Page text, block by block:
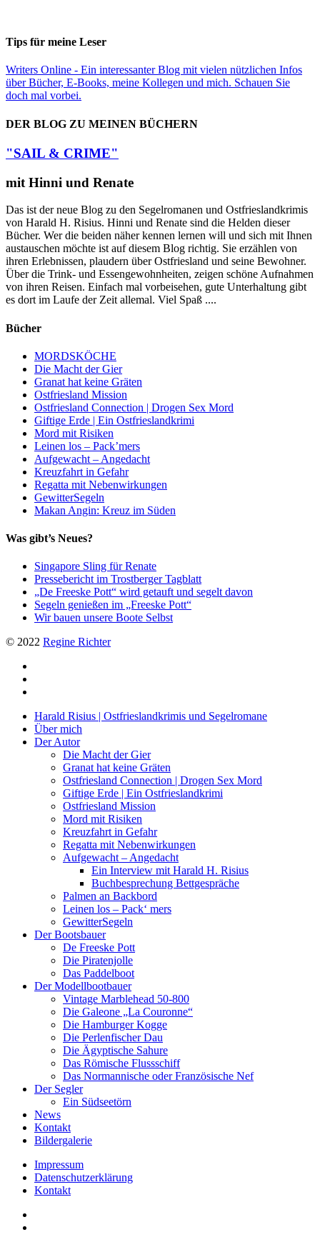
Tips für meine Leser
Writers Online - Ein interessanter Blog mit vielen nützlichen Infos
über Bücher, E-Books, meine Kollegen und mich. Schauen Sie
doch mal vorbei.
DER BLOG ZU MEINEN BÜCHERN
"SAIL & CRIME"
mit Hinni und Renate
Das ist der neue Blog zu den Segelromanen und Ostfrieslandkrimis
von Harald H. Risius. Hinni und Renate sind die Helden dieser
Bücher. Wer die beiden näher kennen lernen will und sich mit Ihnen
austauschen möchte ist auf diesem Blog richtig. Sie erzählen von
ihren Erlebnissen, plaudern über Ostfriesland und seine Bewohner.
Über die Trink- und Essengewohnheiten, zeigen schöne Aufnahmen
von ihren Reisen. Einfach mal vorbeisehen, gute Unterhaltung gibt
es dort im Laufe der Zeit allemal. Viel Spaß ....
Bücher
MORDSKÖCHE
Die Macht der Gier
Granat hat keine Gräten
Ostfriesland Mission
Ostfriesland Connection | Drogen Sex Mord
Giftige Erde | Ein Ostfrieslandkrimi
Mord mit Risiken
Leinen los – Pack’mers
Aufgewacht – Angedacht
Kreuzfahrt in Gefahr
Regatta mit Nebenwirkungen
GewitterSegeln
Makan Angin: Kreuz im Süden
Was gibt’s Neues?
Singapore Sling für Renate
Pressebericht im Trostberger Tagblatt
„De Freeske Pott“ wird getauft und segelt davon
Segeln genießen im „Freeske Pott“
Wir bauen unsere Boote Selbst
© 2022 Regine Richter
Close
Menu
Harald Risius | Ostfrieslandkrimis und Segelromane
Über mich
Der Autor
Die Macht der Gier
Granat hat keine Gräten
Ostfriesland Connection | Drogen Sex Mord
Giftige Erde | Ein Ostfrieslandkrimi
Ostfriesland Mission
Mord mit Risiken
Kreuzfahrt in Gefahr
Regatta mit Nebenwirkungen
Aufgewacht – Angedacht
Ein Interview mit Harald H. Risius
Buchbesprechung Bettgespräche
Palmen an Backbord
Leinen los – Pack‘ mers
GewitterSegeln
Der Bootsbauer
De Freeske Pott
Die Piratenjolle
Das Paddelboot
Der Modellbootbauer
Vintage Marblehead 50-800
Die Galeone „La Couronne“
Die Hamburger Kogge
Die Perlenfischer Dau
Die Ägyptische Sahure
Das Römische Flussschiff
Das Normannische oder Französische Nef
Der Segler
Ein Südseetörn
News
Kontakt
Bildergalerie
Impressum
Datenschutzerklärung
Kontakt